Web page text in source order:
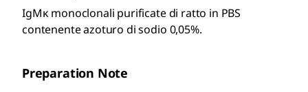
IgMκ monoclonali purificate di ratto in PBS
contenente azoturo di sodio 0,05%.
Preparation Note